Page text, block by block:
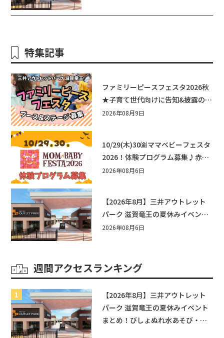
ん！
特集記事
ファミリーピースフェスタ2026秋
★子育て世代向けに告知&披露の場
として♪ステージ又はブース出店
2026年08月9日
10/29(木)30㈮ママベビーフェスタ
2026！体験プログラム募集♪赤ち
ゃん向けイベントに出演しません
2026年08月6日
【2026年8月】三井アウトレット
パーク 滋賀竜王の夏休みイベント
まとめ！びしょぬれ水あそび・激
2026年08月6日
週間アクセスランキング
【2026年8月】三井アウトレット
パーク 滋賀竜王の夏休みイベント
まとめ！びしょぬれ水あそび・激